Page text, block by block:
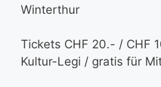
Winterthur
Tickets CHF 20.- / CHF
Kultur-Legi / gratis für